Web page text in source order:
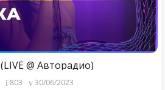
@ Авторадио)
803 30/06/2023